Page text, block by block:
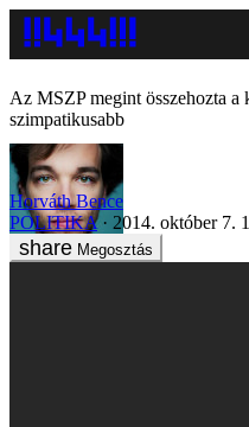
Az MSZP megint összehozta
szimpatikusabb
Horváth Bence
POLITIKA
2014. október 7.
Megosztás